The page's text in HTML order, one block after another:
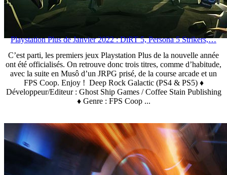
Playstation Plus de Janvier 2022 : DiRT 5, Persona 5 Strikers,…
C’est parti, les premiers jeux Playstation Plus de la nouvelle année
ont été officialisés. On retrouve donc trois titres, comme d’habitude,
avec la suite en Musô d’un JRPG prisé, de la course arcade et un
FPS Coop. Enjoy ! Deep Rock Galactic (PS4 & PS5) ♦
Développeur/Editeur : Ghost Ship Games / Coffee Stain Publishing
♦ Genre : FPS Coop ...